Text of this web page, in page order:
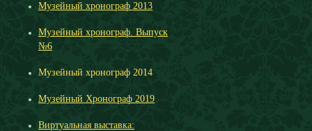
Музейный хронограф 2013
Музейный хронограф. Выпуск
№6
Музейный хронограф 2014
Музейный Хронограф 2019
Виртуальная выставка: